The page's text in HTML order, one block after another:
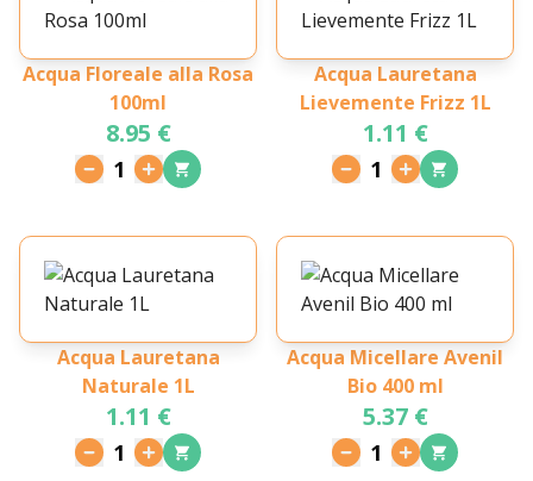
Acqua Floreale alla Rosa
100ml
8.95 €
1
Acqua Lauretana
Lievemente Frizz 1L
1.11 €
1
Acqua Lauretana
Naturale 1L
1.11 €
1
Acqua Micellare Avenil
Bio 400 ml
5.37 €
1